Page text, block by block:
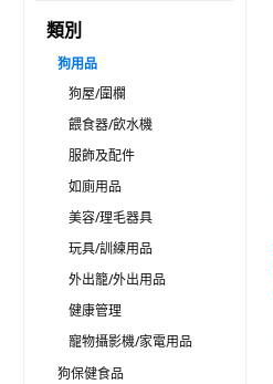
類別
狗用品
狗屋/圍欄
餵食器/飲水機
服飾及配件
如廁用品
美容/理毛器具
玩具/訓練用品
外出籠/外出用品
健康管理
寵物攝影機/家電用品
狗保健食品